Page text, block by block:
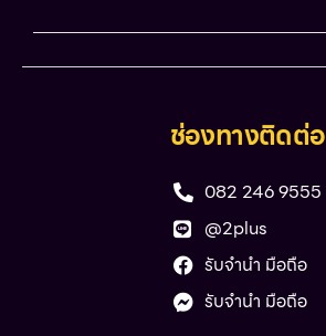
ช่องทางติดต่อ
082 246 9555
@2plus
รับจำนำ มือถือ
รับจำนำ มือถือ